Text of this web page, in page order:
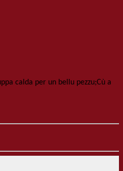
calda per un bellu pezzu;Cù a